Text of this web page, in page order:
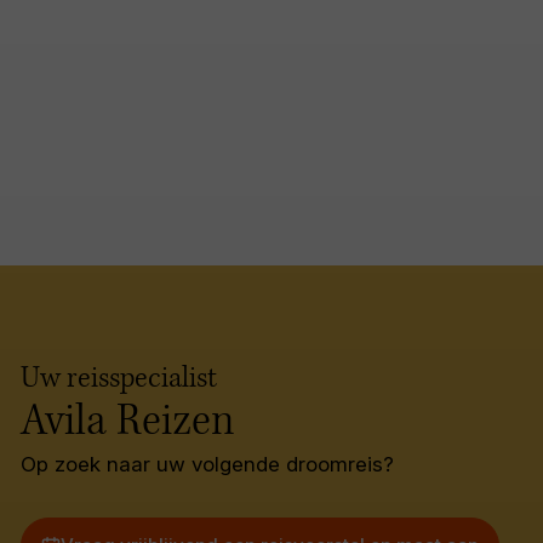
Uw reisspecialist
Avila Reizen
Op zoek naar uw volgende droomreis?